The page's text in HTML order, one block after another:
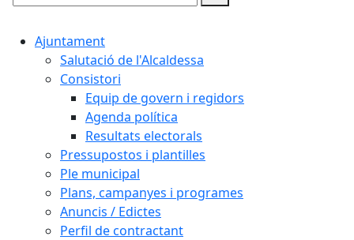
Cercar:
Ajuntament
Salutació de l'Alcaldessa
Consistori
Equip de govern i regidors
Agenda política
Resultats electorals
Pressupostos i plantilles
Ple municipal
Plans, campanyes i programes
Anuncis / Edictes
Perfil de contractant